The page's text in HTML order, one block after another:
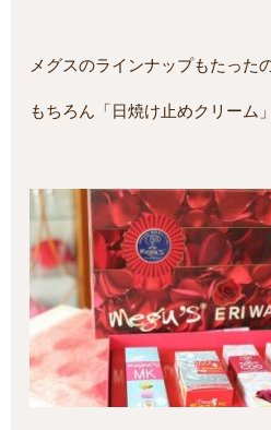
メグスのラインナップもたった
もちろん「日焼け止めクリーム